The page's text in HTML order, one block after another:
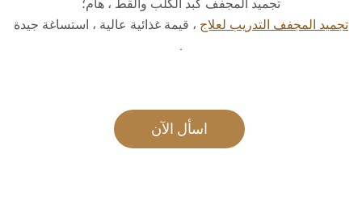
تجميد المجفف كبد الكلب والقط ، هام؛
تجميد المجفف التدريب لعلاج ، قيمة غذائية عالية ، استساغة جيدة
.
اسأل الآن